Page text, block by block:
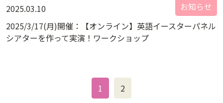
2025.03.10
お知らせ
2025/3/17(月)開催：【オンライン】英語イースターパネル
シアターを作って実演！ワークショップ
1 2